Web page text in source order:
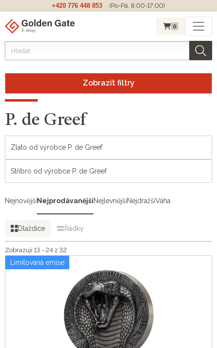
+420 776 448 853 (Po-Pá, 8:00-17:00)
0
Zobrazit filtry
P. de Greef
Zlato od výrobce P. de Greef
Stříbro od výrobce P. de Greef
NejnovějšíNejprodávanějšíNejlevnějšíNejdražšíVáha
Dlaždice Řádky
Zobrazuji 13 - 24 z 32
Limitovaná emise